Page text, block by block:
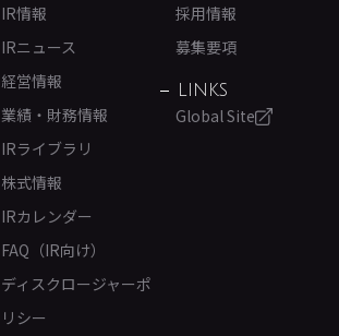
IR情報
IRニュース
経営情報
業績・財務情報
IRライブラリ
株式情報
IRカレンダー
FAQ（IR向け）
ディスクロージャーポ
リシー
採用情報
募集要項
LINKS
Global Site